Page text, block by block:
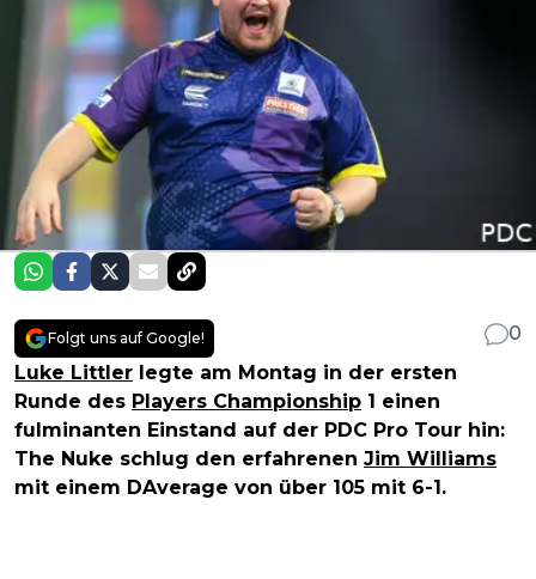
Folgt uns auf Google!
0
Luke Littler legte am Montag in der ersten
Runde des Players Championship 1 einen
fulminanten Einstand auf der PDC Pro Tour hin:
The Nuke schlug den erfahrenen Jim Williams
mit einem DAverage von über 105 mit 6-1.